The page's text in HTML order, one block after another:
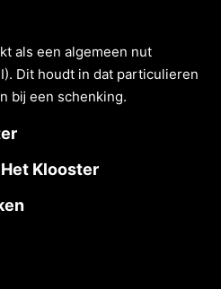
als een algemeen nut
Dit houdt in dat particulieren
bĳ een schenking.
Klooster